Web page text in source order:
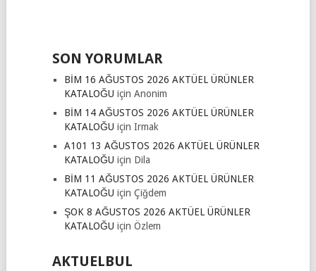
SON YORUMLAR
BİM 16 AĞUSTOS 2026 AKTÜEL ÜRÜNLER
KATALOĞU için Anonim
BİM 14 AĞUSTOS 2026 AKTÜEL ÜRÜNLER
KATALOĞU için Irmak
A101 13 AĞUSTOS 2026 AKTÜEL ÜRÜNLER
KATALOĞU için Dila
BİM 11 AĞUSTOS 2026 AKTÜEL ÜRÜNLER
KATALOĞU için Çiğdem
ŞOK 8 AĞUSTOS 2026 AKTÜEL ÜRÜNLER
KATALOĞU için Özlem
AKTUELBUL